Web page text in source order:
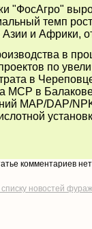
"ФосАгро"
темп
и Африки,
в
по
в
MCP в
MAP/DAP/
комментариев
новостей